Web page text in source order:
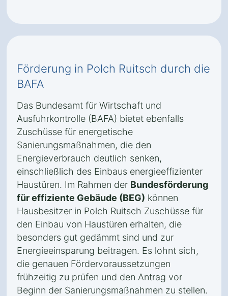
Förderung in Polch Ruitsch durch die
BAFA
Das Bundesamt für Wirtschaft und
Ausfuhrkontrolle (BAFA) bietet ebenfalls
Zuschüsse für energetische
Sanierungsmaßnahmen, die den
Energieverbrauch deutlich senken,
einschließlich des Einbaus energieeffizienter
Haustüren. Im Rahmen der Bundesförderung
für effiziente Gebäude (BEG) können
Hausbesitzer in Polch Ruitsch Zuschüsse für
den Einbau von Haustüren erhalten, die
besonders gut gedämmt sind und zur
Energieeinsparung beitragen. Es lohnt sich,
die genauen Fördervoraussetzungen
frühzeitig zu prüfen und den Antrag vor
Beginn der Sanierungsmaßnahmen zu stellen.